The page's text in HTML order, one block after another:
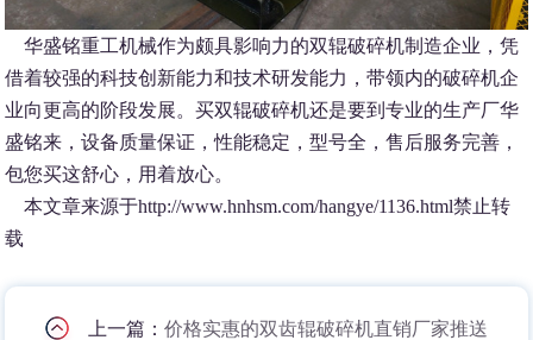
华盛铭重工机械作为颇具影响力的双辊破碎机制造企业，凭
借着较强的科技创新能力和技术研发能力，带领内的破碎机企
业向更高的阶段发展。买双辊破碎机还是要到专业的生产厂华
盛铭来，设备质量保证，性能稳定，型号全，售后服务完善，
包您买这舒心，用着放心。
本文章来源于http://www.hnhsm.com/hangye/1136.html禁止转
载
上一篇：价格实惠的双齿辊破碎机直销厂家推送